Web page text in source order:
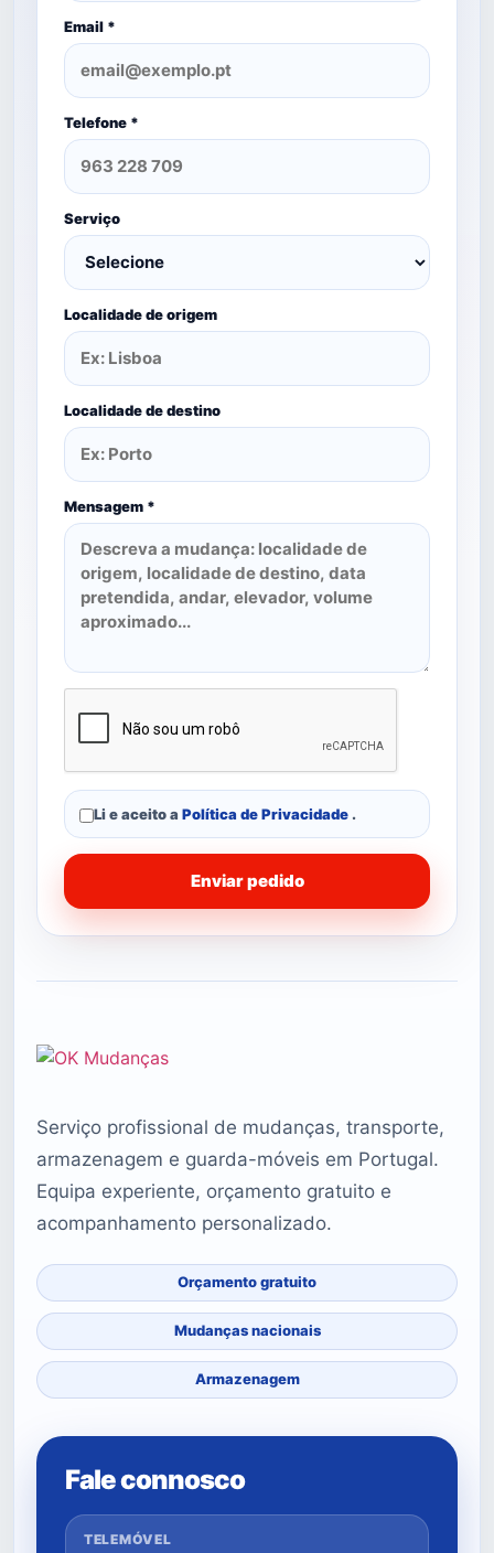
Email *
Telefone *
Serviço
Localidade de origem
Localidade de destino
Mensagem *
Li e aceito a Política de Privacidade .
Enviar pedido
Serviço profissional de mudanças, transporte,
armazenagem e guarda-móveis em Portugal.
Equipa experiente, orçamento gratuito e
acompanhamento personalizado.
Orçamento gratuito
Mudanças nacionais
Armazenagem
Fale connosco
TELEMÓVEL